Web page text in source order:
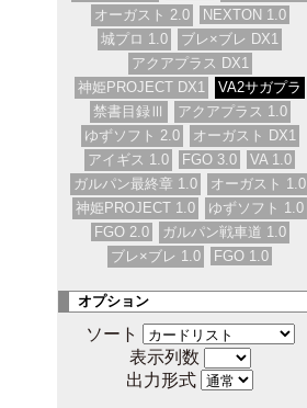
オーガスト 2.0
NEXTON 1.0
城プロ 1.0
ブレ×ブレ DX1
アクアプラス DX1
神姫PROJECT DX1
VA2サガプラ
禁書目録Ⅲ
アクアプラス 1.0
ゆずソフト 2.0
オーガスト DX1
アイギス 1.0
FGO 3.0
VA 1.0
ガルパン最終章 1.0
オーガスト 1.0
神姫PROJECT 1.0
ゆずソフト 1.0
FGO 2.0
ガルパン戦車道 1.0
ブレ×ブレ 1.0
FGO 1.0
オプション
ソート
表示列数
出力形式